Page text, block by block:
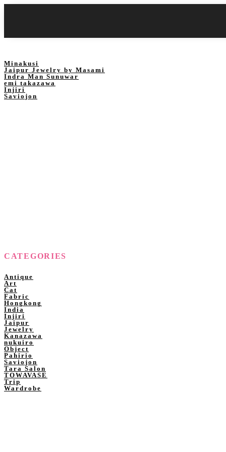
Minakusi
Jaipur Jewelry by Masami
Indra Man Sunuwar
emi takazawa
Injiri
Saviojon
CATEGORIES
Antique
Art
Cat
Fabric
Hongkong
India
Injiri
Jaipur
Jewelry
Kanazawa
nukuiro
Object
Pahirio
Saviojon
Tara Salon
TOWAVASE
Trip
Wardrobe